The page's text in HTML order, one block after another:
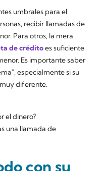
umbrales para el
recibir llamadas de
Para otros, la mera
de créditoes suficiente
Es importante saber
especialmente si su
diferente.
el dinero?
una llamada de
con su